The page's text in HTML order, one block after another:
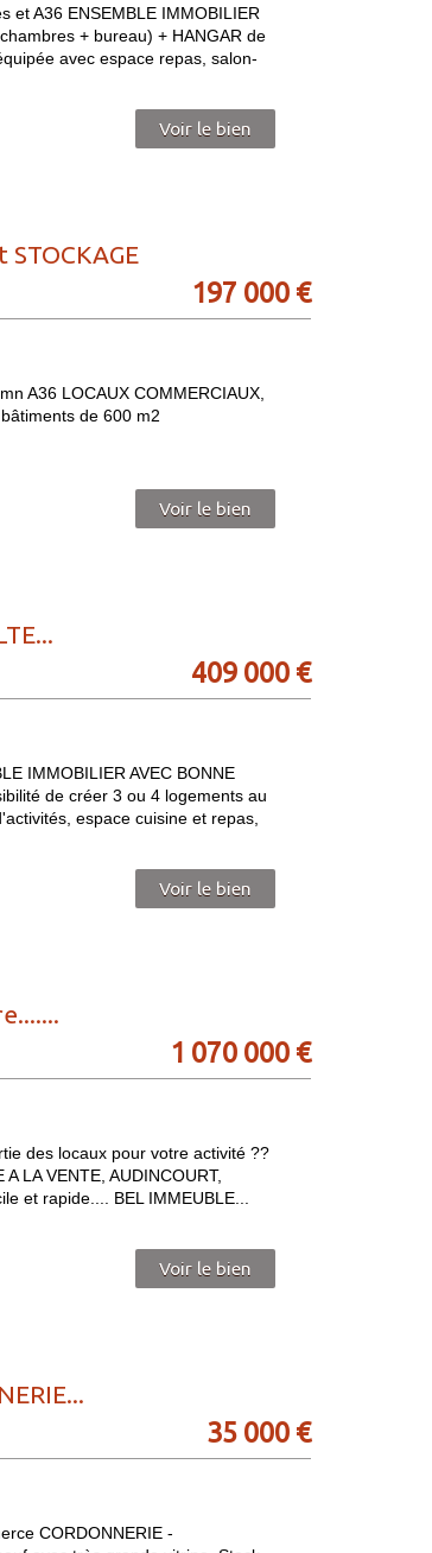
et A36 ENSEMBLE IMMOBILIER
+ bureau) + HANGAR de
avec espace repas, salon-
Voir le bien
STOCKAGE
197 000 €
A36 LOCAUX COMMERCIAUX,
de 600 m2
Voir le bien
409 000 €
IMMOBILIER AVEC BONNE
de créer 3 ou 4 logements au
espace cuisine et repas,
Voir le bien
1 070 000 €
des locaux pour votre activité ??
LA VENTE, AUDINCOURT,
et rapide.... BEL IMMEUBLE...
Voir le bien
35 000 €
CORDONNERIE -